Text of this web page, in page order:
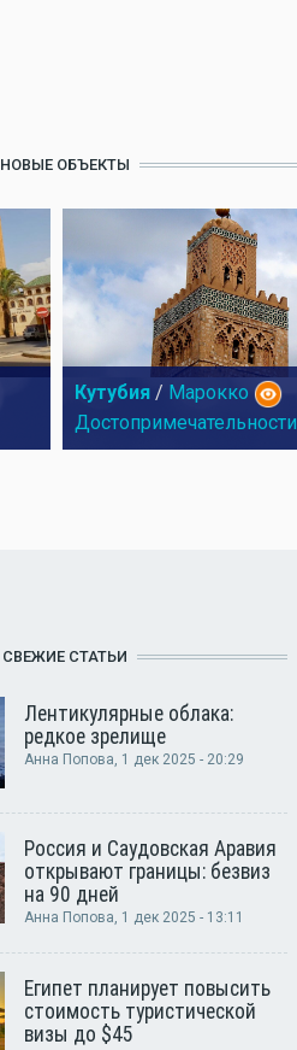
НОВЫЕ ОБЪЕКТЫ
Кутубия / Марокко
Достопримечательности
СВЕЖИЕ СТАТЬИ
Лентикулярные облака:
редкое зрелище
Анна Попова, 1 дек 2025 - 20:29
Россия и Саудовская Аравия
открывают границы: безвиз
на 90 дней
Анна Попова, 1 дек 2025 - 13:11
Египет планирует повысить
стоимость туристической
визы до $45